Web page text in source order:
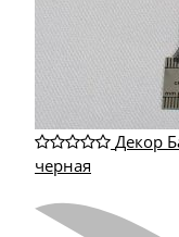
Декор
черная